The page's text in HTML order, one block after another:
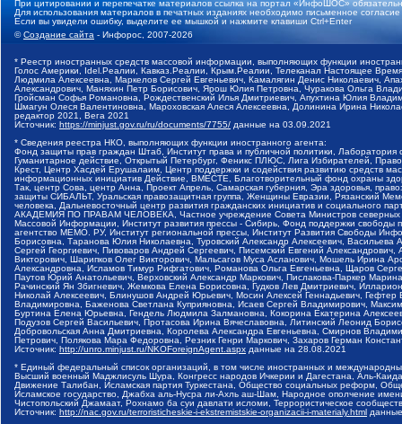
При цитировании и перепечатке материалов ссылка на портал «ИнфоШОС»
Для использования материалов в печатных изданиях необходимо письменное
Если вы увидели ошибку, выделите ее мышкой и нажмите клавиши Ctrl+Enter
©Создание сайта - Инфорос, 2007-2026
* Реестр иностранных средств массовой информации, выполняющих функции
Голос Америки, Idel.Реалии, Кавказ.Реалии, Крым.Реалии, Телеканал Настоящее
Людмила Алексеевна, Маркелов Сергей Евгеньевич, Камалягин Денис Николаевич,
Александрович, Маняхин Петр Борисович, Ярош Юлия Петровна, Чуракова Ольга
Гройсман Софья Романовна, Рождественский Илья Дмитриевич, Апухтина Юлия
Шмагун Олеся Валентиновна, Мароховская Алеся Алексеевна, Долинина Ирина
редактор 2021, Вега 2021
Источник: https://minjust.gov.ru/ru/documents/7755/ данные на 03.09.2021
* Сведения реестра НКО, выполняющих функции иностранного агента:
Фонд защиты прав граждан Штаб, Институт права и публичной политики,
Гуманитарное действие, Открытый Петербург, Феникс ПЛЮС, Лига Избирателей,
Крест, Центр Хасдей Ерушалаим, Центр поддержки и содействия развитию средств
информационных инициатив Действие, ВМЕСТЕ, Благотворительный фонд охраны
Так, центр Сова, центр Анна, Проект Апрель, Самарская губерния, Эра здоровья,
защиты СИБАЛЬТ, Уральская правозащитная группа, Женщины Евразии, Рязанский
человека, Дальневосточный центр развития гражданских инициатив и социального
АКАДЕМИЯ ПО ПРАВАМ ЧЕЛОВЕКА, Частное учреждение Совета Министров северных
Массовой Информации, Институт развития прессы - Сибирь, Фонд поддержки
агентство МЕМО. РУ, Институт региональной прессы, Институт Развития Свободы
Борисовна, Таранова Юлия Николаевна, Туровский Александр Алексеевич,
Сергей Георгиевич, Пивоваров Андрей Сергеевич, Писемский Евгений
Викторович, Шарипков Олег Викторович, Мальсагов Муса Асланович, Мошель Ирина
Александровна, Исламов Тимур Рифгатович, Романова Ольга Евгеньевна, Щаров
Паутов Юрий Анатольевич, Верховский Александр Маркович, Пислакова-Паркер
Рачинский Ян Збигневич, Жемкова Елена Борисовна, Гудков Лев Дмитриевич,
Николай Алексеевич, Блинушов Андрей Юрьевич, Мосин Алексей Геннадьевич,
Владимировна, Баженова Светлана Куприяновна, Исаев Сергей Владимирович,
Буртина Елена Юрьевна, Гендель Людмила Залмановна, Кокорина Екатерина
Подузов Сергей Васильевич, Протасова Ирина Вячеславовна, Литинский Леонид
Добровольская Анна Дмитриевна, Королева Александра Евгеньевна, Смирнов
Петрович, Полякова Мара Федоровна, Резник Генри Маркович, Захаров Герман
Источник: http://unro.minjust.ru/NKOForeignAgent.aspx данные на 28.08.2021
* Единый федеральный список организаций, в том числе иностранных и
Высший военный Маджлисуль Шура, Конгресс народов Ичкерии и Дагестана, Аль-
Движение Талибан, Исламская партия Туркестана, Общество социальных реформ,
Исламское государство, Джабха аль-Нусра ли-Ахль аш-Шам, Народное ополчение
Чистопольский Джамаат, Рохнамо ба суи давлати исломи, Террористическое
Источник: http://nac.gov.ru/terroristicheskie-i-ekstremistskie-organizacii-i-materialy.html